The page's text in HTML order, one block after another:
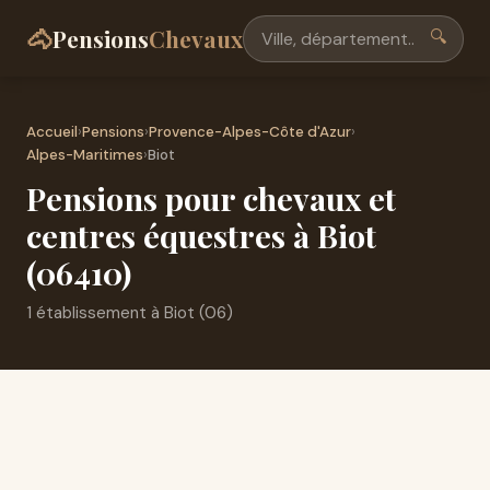
🐴PensionsChevaux 🔍
Accueil›Pensions›Provence-Alpes-Côte d'Azur›
Alpes-Maritimes›Biot
Pensions pour chevaux et
centres équestres à Biot
(06410)
1 établissement à Biot (06)